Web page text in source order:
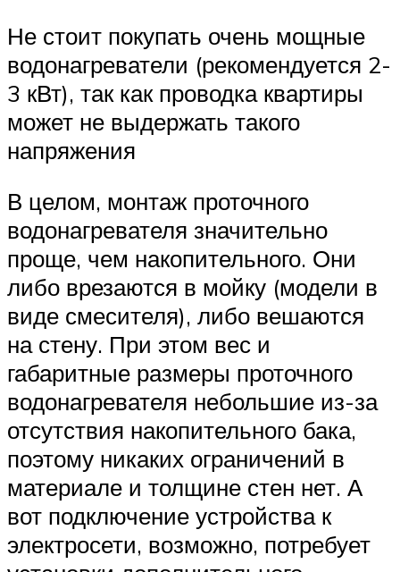
Не стоит покупать очень мощные
водонагреватели (рекомендуется 2-
3 кВт), так как проводка квартиры
может не выдержать такого
напряжения
В целом, монтаж проточного
водонагревателя значительно
проще, чем накопительного. Они
либо врезаются в мойку (модели в
виде смесителя), либо вешаются
на стену. При этом вес и
габаритные размеры проточного
водонагревателя небольшие из-за
отсутствия накопительного бака,
поэтому никаких ограничений в
материале и толщине стен нет. А
вот подключение устройства к
электросети, возможно, потребует